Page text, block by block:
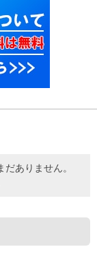
ありません。